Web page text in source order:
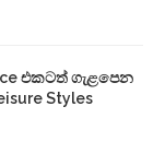
එකටත් ගැළපෙන
Styles